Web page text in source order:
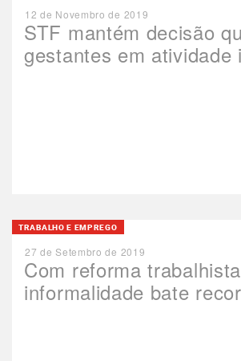
STF mantém decisão
gestantes em atividade
12 de Novembro de 2019
Com reforma
informalidade bate
TRABALHO E EMPREGO
27 de Setembro de 2019